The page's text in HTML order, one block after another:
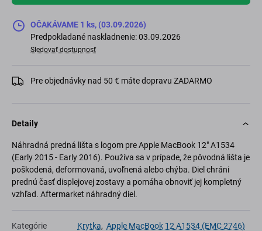
OČAKÁVAME 1 ks, (03.09.2026)
Predpokladané naskladnenie: 03.09.2026
Sledovať dostupnosť
Pre objednávky nad 50 € máte dopravu ZADARMO
Detaily
Náhradná predná lišta s logom pre Apple MacBook 12" A1534
(Early 2015 - Early 2016). Používa sa v prípade, že pôvodná lišta je
poškodená, deformovaná, uvoľnená alebo chýba. Diel chráni
prednú časť displejovej zostavy a pomáha obnoviť jej kompletný
vzhľad. Aftermarket náhradný diel.
Kategórie Krytka, Apple MacBook 12 A1534 (EMC 2746)